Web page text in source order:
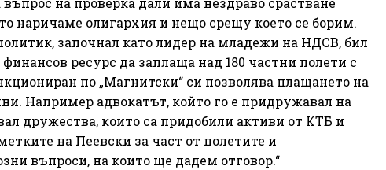
наричаме олигархия и нещо срещу което се борим.
започнал като лидер на младежи на НДСВ, бил
ресурс да заплаща над 180 частни полети с
по „Магнитски“ си позволява плащането на
Например адвокатът, който го е придружавал на
дружества, които са придобили активи от КТБ и
на Пеевски за част от полетите и
въпроси, на които ще дадем отговор.“